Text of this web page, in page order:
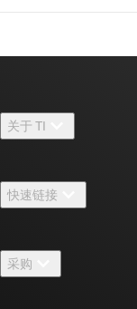
关于 TI
招贤纳士
新闻中心
快速链接
TI E2E™ 设计支持论坛
采购